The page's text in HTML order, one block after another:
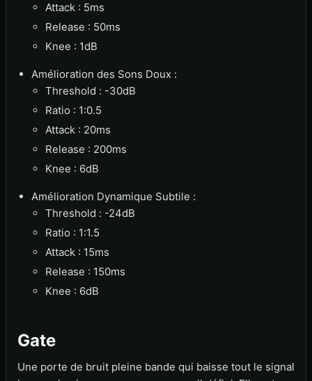
Attack : 5ms
Release : 50ms
Knee : 1dB
Amélioration des Sons Doux :
Threshold : -30dB
Ratio : 1:0.5
Attack : 20ms
Release : 200ms
Knee : 6dB
Amélioration Dynamique Subtile :
Threshold : -24dB
Ratio : 1:1.5
Attack : 15ms
Release : 150ms
Knee : 6dB
Gate
Une porte de bruit pleine bande qui baisse tout le signal